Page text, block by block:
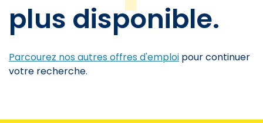
plus disponible.
Parcourez nos autres offres d'emploi pour continuer
votre recherche.